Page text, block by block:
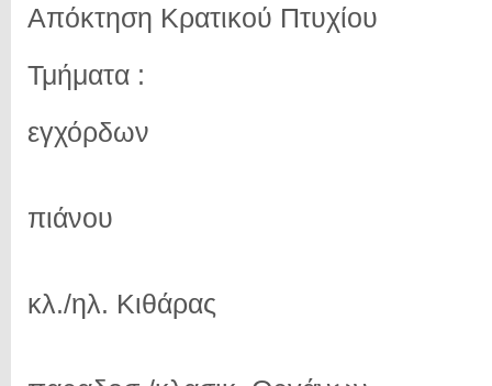
Απόκτηση Κρατικού Πτυχίου
Τμήματα :
εγχόρδων
πιάνου
κλ./ηλ. Κιθάρας